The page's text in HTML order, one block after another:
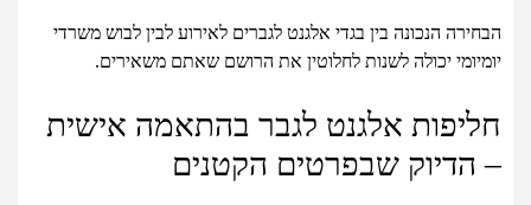
הבחירה הנכונה בין בגדי אלגנט לגברים לאירוע לבין לבוש משרדי
יומיומי יכולה לשנות לחלוטין את הרושם שאתם משאירים.
חליפות אלגנט לגבר בהתאמה אישית
– הדיוק שבפרטים הקטנים